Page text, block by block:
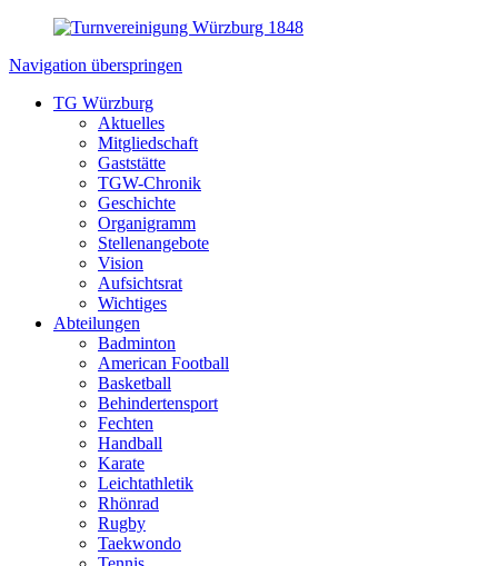
Navigation überspringen
TG Würzburg
Aktuelles
Mitgliedschaft
Gaststätte
TGW-Chronik
Geschichte
Organigramm
Stellenangebote
Vision
Aufsichtsrat
Wichtiges
Abteilungen
Badminton
American Football
Basketball
Behindertensport
Fechten
Handball
Karate
Leichtathletik
Rhönrad
Rugby
Taekwondo